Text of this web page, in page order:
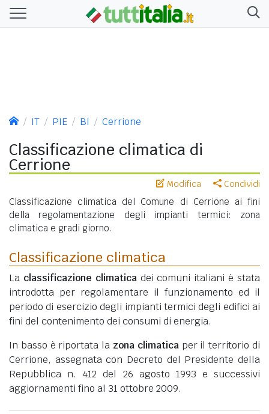
IT PIE BI Cerrione
Classificazione climatica di
Cerrione
Modifica Condividi
Classificazione climatica del Comune di Cerrione ai fini
della regolamentazione degli impianti termici: zona
climatica e gradi giorno.
Classificazione climatica
La classificazione climaticadei comuni italiani è stata
introdotta per regolamentare il funzionamento ed il
periodo di esercizio degli impianti termici degli edifici ai
fini del contenimento dei consumi di energia.
In basso è riportata la zona climaticaper il territorio di
Cerrione, assegnata con Decreto del Presidente della
Repubblica n. 412 del 26 agosto 1993 e successivi
aggiornamenti fino al 31 ottobre 2009.